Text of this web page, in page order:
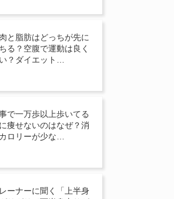
と脂肪はどっちが先に
る？空腹で運動は良く
？ダイエット…
で一万歩以上歩いてる
痩せないのはなぜ？消
ロリーが少な…
レーナーに聞く「上半身